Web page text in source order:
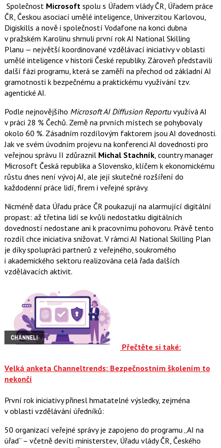
Společnost Microsoftspolu s Úřadem vlády ČR, Úřadem práce
ČR, Českou asociací umělé inteligence, Univerzitou Karlovou,
Digiskills a nově i společností Vodafone na konci dubna
v pražském Karolinu shrnuli první rok AI National Skilling
Planu — největší koordinované vzdělávací iniciativy v oblasti
umělé inteligence v historii České republiky. Zároveň představili
další fázi programu, která se zaměří na přechod od základní AI
gramotnosti k bezpečnému a praktickému využívání tzv.
agentické AI.
Podle nejnovějšího Microsoft AI Diffusion Reportuvyužívá AI
v práci 28 % Čechů. Země na prvních místech se pohybovaly
okolo 60 %. Zásadním rozdílovým faktorem jsou AI dovednosti.
Jak ve svém úvodním projevu na konferenci AI dovednosti pro
veřejnou správu II zdůraznil Michal Stachník, country manager
Microsoft Česká republika a Slovensko, klíčem k ekonomickému
růstu dnes není vývoj AI, ale její skutečné rozšíření do
každodenní práce lidí, firem i veřejné správy.
Nicméně data Úřadu práce ČR poukazují na alarmující digitální
propast: až třetina lidí se kvůli nedostatku digitálních
dovedností nedostane ani k pracovnímu pohovoru. Právě tento
rozdíl chce iniciativa snižovat. V rámci AI National Skilling Plan
je díky spolupráci partnerů z veřejného, soukromého
i akademického sektoru realizována celá řada dalších
vzdělávacích aktivit.
Přečtěte si také:
Velká anketa Channeltrends: Bezpečnostním školením to
nekončí
První rok iniciativy přinesl hmatatelné výsledky, zejména
v oblasti vzdělávání úředníků:
50 organizací veřejné správy je zapojeno do programu „AI na
úřad“ – včetně devíti ministerstev, Úřadu vlády ČR, Českého